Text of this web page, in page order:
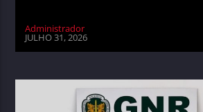
Administrador
JULHO 31, 2026